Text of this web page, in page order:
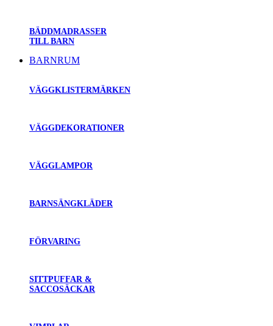
BÄDDMADRASSER
TILL BARN
BARNRUM
VÄGGKLISTERMÄRKEN
VÄGGDEKORATIONER
VÄGGLAMPOR
BARNSÄNGKLÄDER
FÖRVARING
SITTPUFFAR &
SACCOSÄCKAR